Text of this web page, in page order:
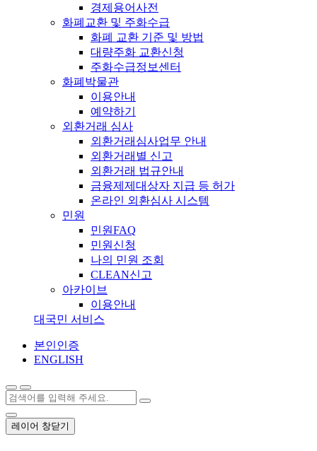
경제용어사전
화폐교환 및 주화수급
화폐 교환 기준 및 방법
대량주화 교환신청
주화수급정보센터
화폐박물관
이용안내
예약하기
외환거래 심사
외환거래심사업무 안내
외환거래별 신고
외환거래 법규안내
금융제제대상자 지급 등 허가
온라인 외환심사 시스템
민원
민원FAQ
민원신청
나의 민원 조회
CLEAN신고
아카이브
이용안내
대국민 서비스
본인인증
ENGLISH
레이어 창닫기